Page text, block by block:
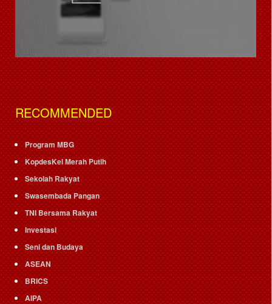
RECOMMENDED
Program MBG
KopdesKel Merah Putih
Sekolah Rakyat
Swasembada Pangan
TNI Bersama Rakyat
Investasi
Seni dan Budaya
ASEAN
BRICS
AIPA